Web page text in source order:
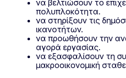
να βελτιώσουν το
πολυπλοκότητα.
να στηρίξουν τις
ικανοτήτων.
να προωθήσουν την
αγορά εργασίας.
να εξασφαλίσουν τη
μακροοικονομική